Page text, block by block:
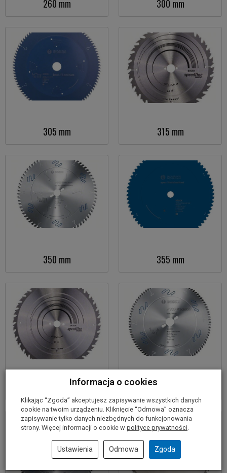
260 mm 300 mm
305 mm 315 mm
350 mm 355 mm
400 mm 450 mm
Informacja o cookies
Klikając “Zgoda” akceptujesz zapisywanie wszystkich danych
cookie na twoim urządzeniu. Kliknięcie “Odmowa” oznacza
zapisywanie tylko danych niezbędnych do funkcjonowania
strony. Więcej informacji o cookie w polityce prywatności
Ustawienia Odmowa Zgoda